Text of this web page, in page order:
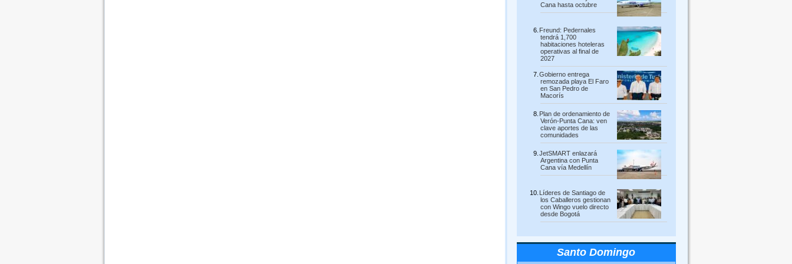
Cana hasta octubre
Freund: Pedernales
tendrá 1,700
habitaciones hoteleras
operativas al final de
2027
Gobierno entrega
remozada playa El Faro
en San Pedro de
Macorís
Plan de ordenamiento de
Verón-Punta Cana: ven
clave aportes de las
comunidades
JetSMART enlazará
Argentina con Punta
Cana vía Medellín
Líderes de Santiago de
los Caballeros gestionan
con Wingo vuelo directo
desde Bogotá
Santo Domingo